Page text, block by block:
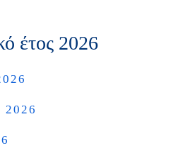
έτος 2026
2026